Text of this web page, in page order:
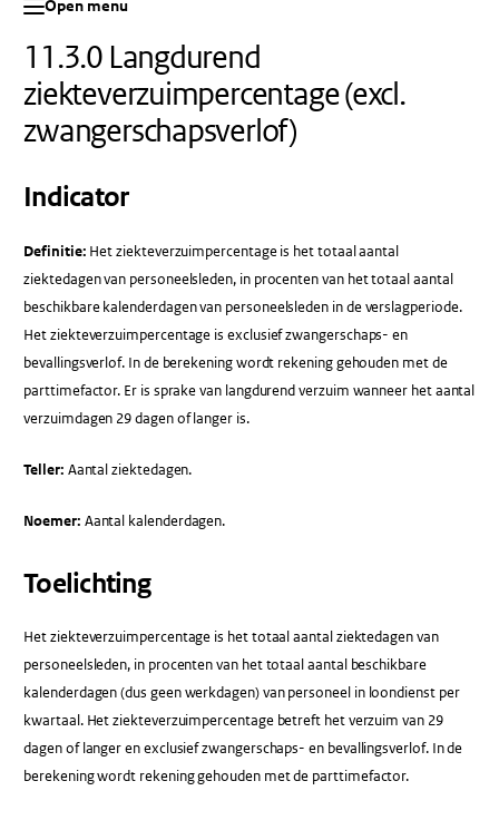
Open menu
11.3.0 Langdurend
ziekteverzuimpercentage (excl.
zwangerschapsverlof)
Indicator
Definitie: Het ziekteverzuimpercentage is het totaal aantal
ziektedagen van personeelsleden, in procenten van het totaal aantal
beschikbare kalenderdagen van personeelsleden in de verslagperiode.
Het ziekteverzuimpercentage is exclusief zwangerschaps- en
bevallingsverlof. In de berekening wordt rekening gehouden met de
parttimefactor. Er is sprake van langdurend verzuim wanneer het aantal
verzuimdagen 29 dagen of langer is.
Teller: Aantal ziektedagen.
Noemer: Aantal kalenderdagen.
Toelichting
Het ziekteverzuimpercentage is het totaal aantal ziektedagen van
personeelsleden, in procenten van het totaal aantal beschikbare
kalenderdagen (dus geen werkdagen) van personeel in loondienst per
kwartaal. Het ziekteverzuimpercentage betreft het verzuim van 29
dagen of langer en exclusief zwangerschaps- en bevallingsverlof. In de
berekening wordt rekening gehouden met de parttimefactor.